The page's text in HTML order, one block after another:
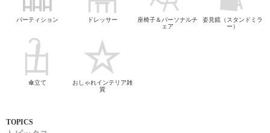
パーティション ドレッサー
座椅子＆パーソナルチ
ェア
姿見鏡（スタンドミラ
ー）
傘立て
おしゃれインテリア雑
貨